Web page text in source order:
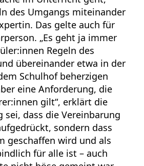
des Umgangs miteinander
Das gelte auch für
„Es geht ja immer
Regeln des
übereinander etwa in der
Schulhof beherzigen
eine Anforderung, die
gilt“, erklärt die
sei, dass die Vereinbarung
sondern dass
geschaffen wird und als
für alle ist – auch